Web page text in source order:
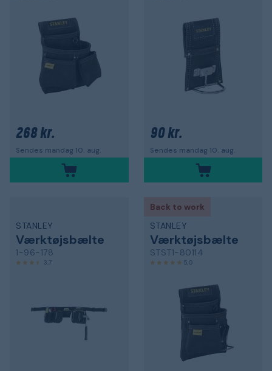
268 kr.
Sendes mandag 10. aug.
90 kr.
Sendes mandag 10. aug.
STANLEY
Værktøjsbælte
1-96-178
3,7
Back to work
STANLEY
Værktøjsbælte
STST1-80114
5,0